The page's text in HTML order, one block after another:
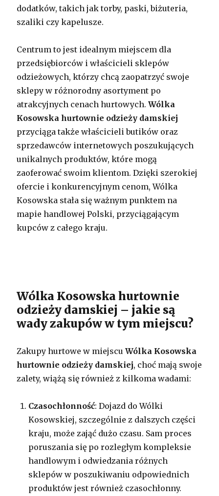
dodatków, takich jak torby, paski, biżuteria,
szaliki czy kapelusze.
Centrum to jest idealnym miejscem dla
przedsiębiorców i właścicieli sklepów
odzieżowych, którzy chcą zaopatrzyć swoje
sklepy w różnorodny asortyment po
atrakcyjnych cenach hurtowych.Wólka
Kosowska hurtownie odzieży damskiej
przyciąga także właścicieli butików oraz
sprzedawców internetowych poszukujących
unikalnych produktów, które mogą
zaoferować swoim klientom. Dzięki szerokiej
ofercie i konkurencyjnym cenom, Wólka
Kosowska stała się ważnym punktem na
mapie handlowej Polski, przyciągającym
kupców z całego kraju.
Wólka Kosowska hurtownie
odzieży damskiej – jakie są
wady zakupów w tym miejscu?
Zakupy hurtowe w miejscuWólka Kosowska
hurtownie odzieży damskiej, choć mają swoje
zalety, wiążą się również z kilkoma wadami:
Czasochłonność: Dojazd do Wólki
Kosowskiej, szczególnie z dalszych części
kraju, może zająć dużo czasu. Sam proces
poruszania się po rozległym kompleksie
handlowym i odwiedzania różnych
sklepów w poszukiwaniu odpowiednich
produktów jest również czasochłonny.